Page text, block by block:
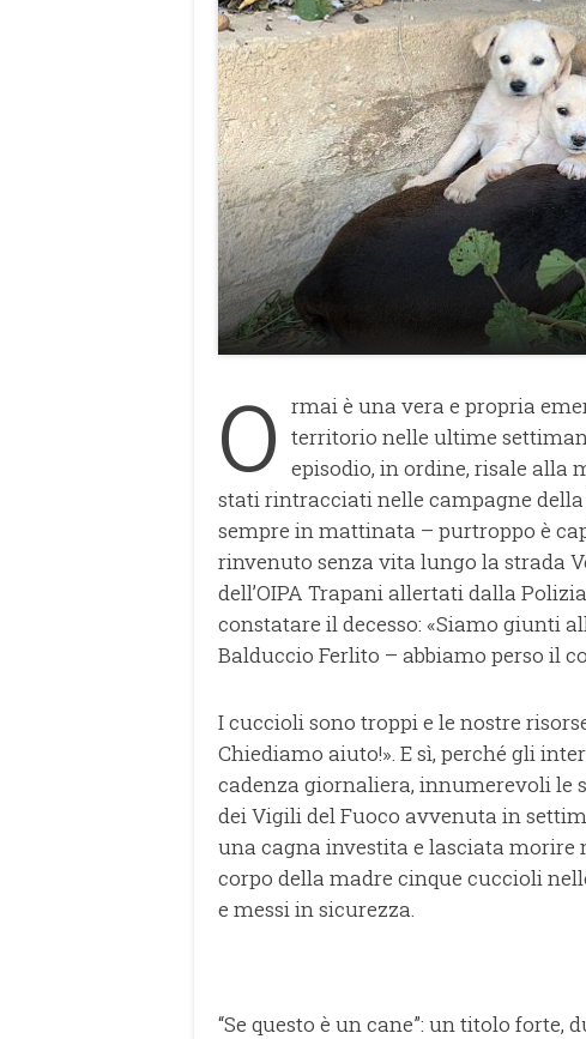
O rmai è una vera e propria
territorio nelle ultime
episodio, in ordine, risale alla
stati rintracciati nelle campagne
sempre in mattinata – purtroppo è
rinvenuto senza vita lungo la strada
dell’OIPA Trapani allertati dalla
constatare il decesso: «Siamo giunti
Balduccio Ferlito – abbiamo perso il
I cuccioli sono troppi e le nostre
Chiediamo aiuto!». E sì, perché gli
cadenza giornaliera, innumerevoli le
dei Vigili del Fuoco avvenuta in
una cagna investita e lasciata morire
corpo della madre cinque cuccioli
e messi in sicurezza.
“Se questo è un cane”: un titolo